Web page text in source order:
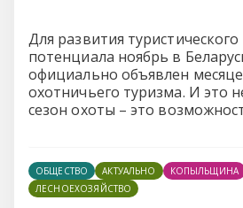
Для развития туристического
потенциала ноябрь в
официально объявлен
охотничьего туризма. И это
сезон охоты – это
богатейшей фауной и
древнего промысла.
ОБЩЕСТВО АКТУАЛЬНО
КОПЫЛЬЩИНА
ЛЕСНОЕХОЗЯЙСТВО